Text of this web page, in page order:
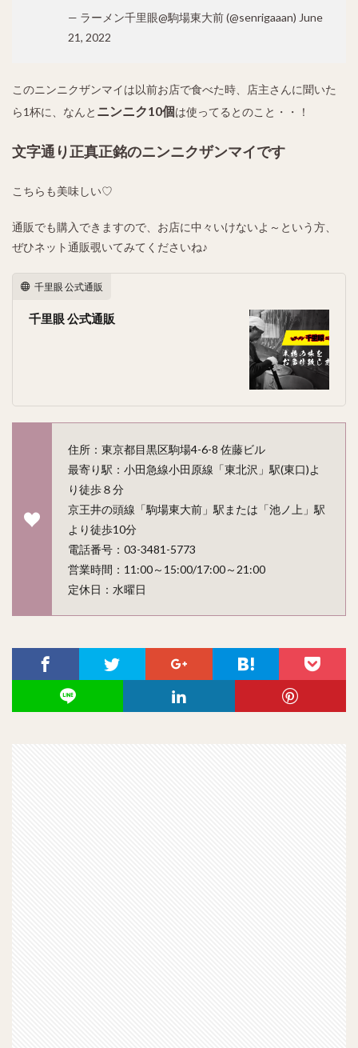
— ラーメン千里眼@駒場東大前 (@senrigaaan) June
21, 2022
このニンニクザンマイは以前お店で食べた時、店主さんに聞いた
ら1杯に、なんと ニンニク10個は使ってるとのこと・・！
文字通り正真正銘のニンニクザンマイです
こちらも美味しい♡
通販でも購入できますので、お店に中々いけないよ～という方、
ぜひネット通販覗いてみてくださいね♪
千里眼 公式通販
千里眼 公式通販
住所：東京都目黒区駒場4-6-8 佐藤ビル
最寄り駅：小田急線小田原線「東北沢」駅(東口)よ
り徒歩８分
京王井の頭線「駒場東大前」駅または「池ノ上」駅
より徒歩10分
電話番号：03-3481-5773
営業時間：11:00～15:00/17:00～21:00
定休日：水曜日